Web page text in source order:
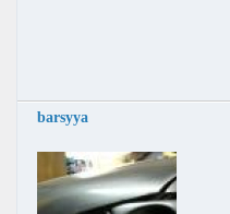
barsyya